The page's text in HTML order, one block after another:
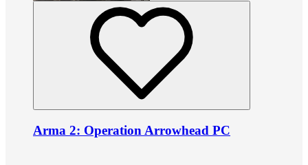
Arma 2: Operation Arrowhead PC